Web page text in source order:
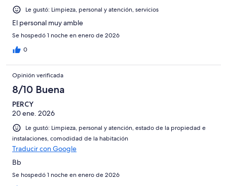
Le gustó: Limpieza, personal y atención, servicios
El personal muy amble
Se hospedó 1 noche en enero de 2026
0
Opinión verificada
8/10 Buena
PERCY
20 ene. 2026
Le gustó: Limpieza, personal y atención, estado de la propiedad e
instalaciones, comodidad de la habitación
Traducir con Google
Bb
Se hospedó 1 noche en enero de 2026